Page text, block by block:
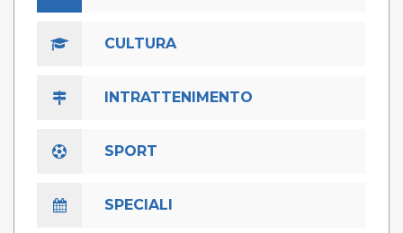
CULTURA
INTRATTENIMENTO
SPORT
SPECIALI